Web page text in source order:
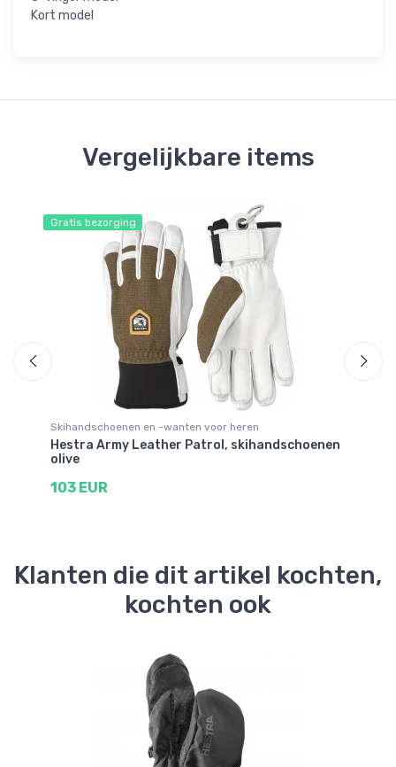
Kort model
Vergelijkbare items
Gratis bezorging
Skihandschoenen en -wanten voor heren
Hestra Army Leather Patrol, skihandschoenen
olive
103 EUR
Klanten die dit artikel kochten,
kochten ook